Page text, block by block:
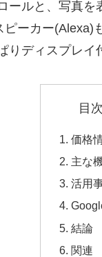
ルと、写真を
ーカー(Alexa)
りディスプレイ
目次
価格
主な
活用
結論
関連